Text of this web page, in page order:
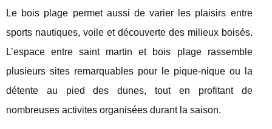
Le bois plage permet aussi de varier les plaisirs entre
sports nautiques, voile et découverte des milieux boisés.
L’espace entre saint martin et bois plage rassemble
plusieurs sites remarquables pour le pique-nique ou la
détente au pied des dunes, tout en profitant de
nombreuses activites organisées durant la saison.